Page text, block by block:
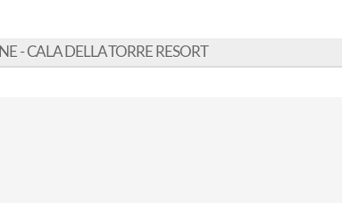
- CALA DELLA TORRE RESORT